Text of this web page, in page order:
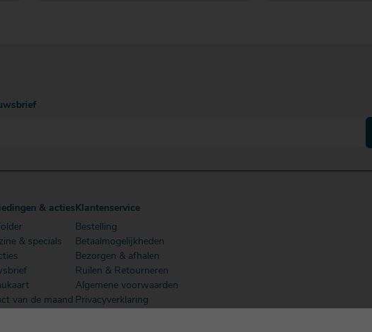
& acties
& specials
van de maand
Klantenservice
Bestelling
Betaalmogelijkheden
Bezorgen & afhalen
Ruilen & Retourneren
Algemene voorwaarden
Privacyverklaring